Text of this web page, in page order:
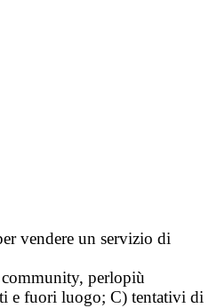
vendere un servizio di
perlopiù
e fuori luogo; C) tentativi di